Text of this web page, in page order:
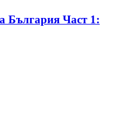
България Част 1: